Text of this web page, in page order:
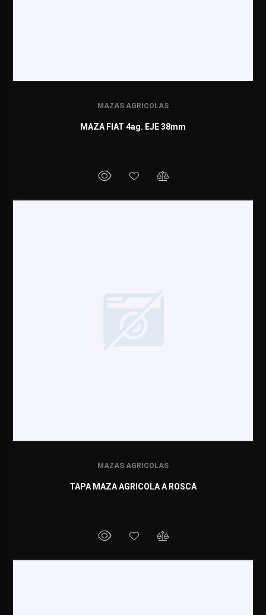
MAZAS AGRICOLAS
MAZA FIAT 4ag. EJE 38mm
MAZAS AGRICOLAS
TAPA MAZA AGRICOLA A ROSCA